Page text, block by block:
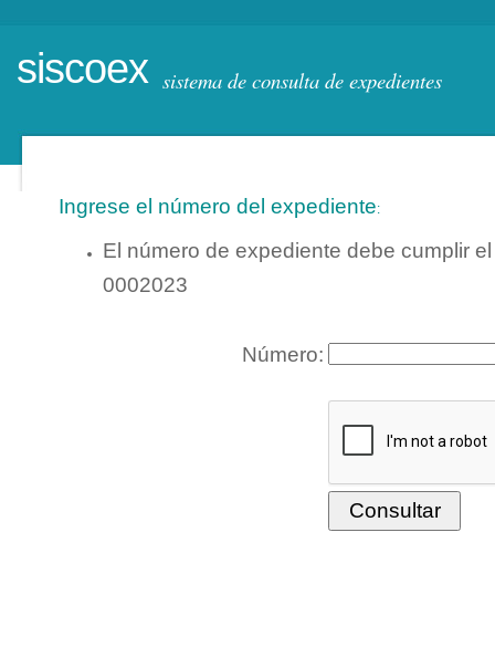
siscoex sistema de consulta de expedientes
Ingrese el número del expediente:
El número de expediente debe cumplir
0002023
Número: